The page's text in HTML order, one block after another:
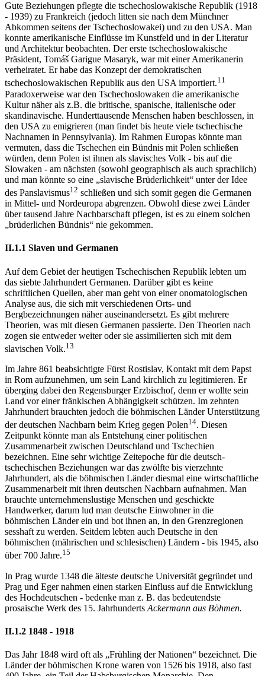
Gute Beziehungen pflegte die tschechoslowakische Republik (1918
- 1939) zu Frankreich (jedoch litten sie nach dem Münchner
Abkommen seitens der Tschechoslowakei) und zu den USA. Man
konnte amerikanische Einflüsse im Kunstfeld und in der Literatur
und Architektur beobachten. Der erste tschechoslowakische
Präsident, Tomáš Garigue Masaryk, war mit einer Amerikanerin
verheiratet. Er habe das Konzept der demokratischen
tschechoslowakischen Republik aus den USA importiert.11
Paradoxerweise war den Tschechoslowaken die amerikanische
Kultur näher als z.B. die britische, spanische, italienische oder
skandinavische. Hunderttausende Menschen haben beschlossen, in
den USA zu emigrieren (man findet bis heute viele tschechische
Nachnamen in Pennsylvania). Im Rahmen Europas könnte man
vermuten, dass die Tschechen ein Bündnis mit Polen schließen
würden, denn Polen ist ihnen als slavisches Volk - bis auf die
Slowaken - am nächsten (sowohl geographisch als auch sprachlich)
und man könnte so eine „slavische Brüderlichkeit“ unter der Idee
des Panslavismus12 schließen und sich somit gegen die Germanen
in Mittel- und Nordeuropa abgrenzen. Obwohl diese zwei Länder
über tausend Jahre Nachbarschaft pflegen, ist es zu einem solchen
„brüderlichen Bündnis“ nie gekommen.
II.1.1 Slaven und Germanen
Auf dem Gebiet der heutigen Tschechischen Republik lebten um
das siebte Jahrhundert Germanen. Darüber gibt es keine
schriftlichen Quellen, aber man geht von einer onomatologischen
Analyse aus, die sich mit verschiedenen Orts- und
Bergbezeichnungen näher auseinandersetzt. Es gibt mehrere
Theorien, was mit diesen Germanen passierte. Den Theorien nach
zogen sie entweder weiter oder sie assimilierten sich mit dem
slavischen Volk.13
Im Jahre 861 beabsichtigte Fürst Rostislav, Kontakt mit dem Papst
in Rom aufzunehmen, um sein Land kirchlich zu legitimieren. Er
überging dabei den Regensburger Erzbischof, denn er wollte sein
Land vor einer fränkischen Abhängigkeit schützen. Im zehnten
Jahrhundert brauchten jedoch die böhmischen Länder Unterstützung
der deutschen Nachbarn beim Krieg gegen Polen14. Diesen
Zeitpunkt könnte man als Entstehung einer politischen
Zusammenarbeit zwischen Deutschland und Tschechien
bezeichnen. Eine sehr wichtige Zeitepoche für die deutsch-
tschechischen Beziehungen war das zwölfte bis vierzehnte
Jahrhundert, als die böhmischen Länder diesmal eine wirtschaftliche
Zusammenarbeit mit ihren deutschen Nachbarn aufnahmen. Man
brauchte unternehmenslustige Menschen und geschickte
Handwerker, darum lud man deutsche Einwohner in die
böhmischen Länder ein und bot ihnen an, in den Grenzregionen
sesshaft zu werden. Seitdem lebten auch Deutsche in den
böhmischen (mährischen und schlesischen) Ländern - bis 1945, also
über 700 Jahre.15
In Prag wurde 1348 die älteste deutsche Universität gegründet und
Prag und Eger nahmen einen starken Einfluss auf die Entwicklung
des Hochdeutschen - bedenke man z. B. das bedeutendste
prosaische Werk des 15. Jahrhunderts Ackermann aus Böhmen.
II.1.2 1848 - 1918
Das Jahr 1848 wird oft als „Frühling der Nationen“ bezeichnet. Die
Länder der böhmischen Krone waren von 1526 bis 1918, also fast